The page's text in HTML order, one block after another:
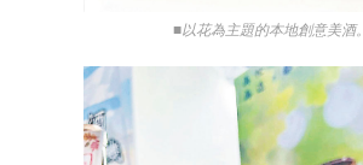
■以花為主題的本地創意美酒。